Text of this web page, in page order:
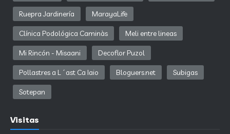
Ruepra Jardinería MarayaLife
Clínica Podológica Caminàs Meli entre lineas
Mi Rincón - Misaani Decoflor Puzol
Pollastres a L´ast Ca Iaio Bloguers.net Subigas
Sotepan
Visitas